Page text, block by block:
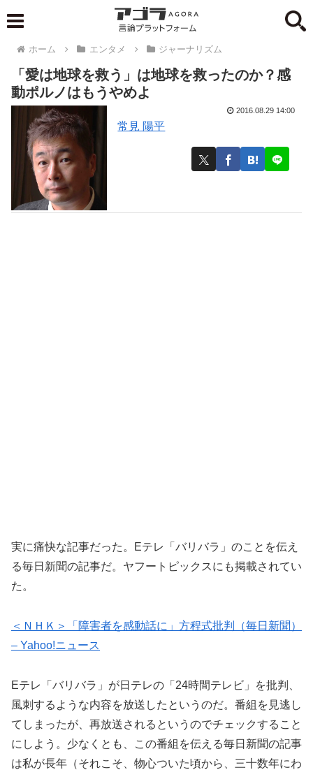
ホーム エンタメ ジャーナリズム
「愛は地球を救う」は地球を救ったのか？感
動ポルノはもうやめよ
常見 陽平
2016.08.29 14:00
実に痛快な記事だった。Eテレ「バリバラ」のことを伝え
る毎日新聞の記事だ。ヤフートピックスにも掲載されてい
た。
＜ＮＨＫ＞「障害者を感動話に」方程式批判（毎日新聞）
– Yahoo!ニュース
Eテレ「バリバラ」が日テレの「24時間テレビ」を批判、
風刺するような内容を放送したというのだ。番組を見逃し
てしまったが、再放送されるというのでチェックすること
にしよう。少なくとも、この番組を伝える毎日新聞の記事
は私が長年（それこそ、物心ついた頃から、三十数年にわ